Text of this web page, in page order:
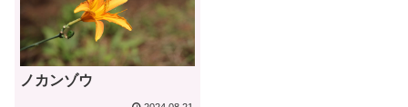
ノカンゾウ